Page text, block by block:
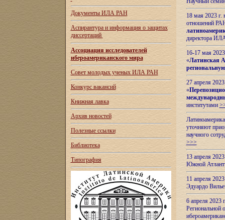
Документы ИЛА РАН
Аспирантура и информация о защитах
диссертаций
Ассоциация исследователей
ибероамериканского мира
Совет молодых ученых ИЛА РАН
Конкурс вакансий
Книжная лавка
Архив новостей
Полезные ссылки
Библиотека
Типография
18 мая 2023
отношений
директора
16-17 мая
«Латинская
27 апреля
«
институтами
уточняют
научного
>>>
13 апреля
Южной
11 апреля
Эдуардо
6 апреля
Региональной